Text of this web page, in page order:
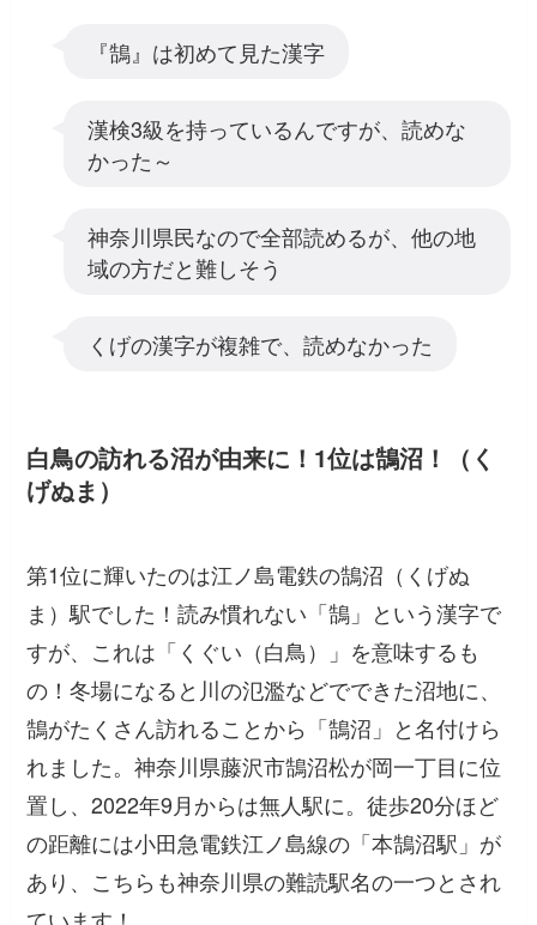
『鵠』は初めて見た漢字
漢検3級を持っているんですが、読めな
かった～
神奈川県民なので全部読めるが、他の地
域の方だと難しそう
くげの漢字が複雑で、読めなかった
白鳥の訪れる沼が由来に！1位は鵠沼！（く
げぬま）
第1位に輝いたのは江ノ島電鉄の鵠沼（くげぬ
ま）駅でした！読み慣れない「鵠」という漢字で
すが、これは「くぐい（白鳥）」を意味するも
の！冬場になると川の氾濫などでできた沼地に、
鵠がたくさん訪れることから「鵠沼」と名付けら
れました。神奈川県藤沢市鵠沼松が岡一丁目に位
置し、2022年9月からは無人駅に。徒歩20分ほど
の距離には小田急電鉄江ノ島線の「本鵠沼駅」が
あり、こちらも神奈川県の難読駅名の一つとされ
ています！